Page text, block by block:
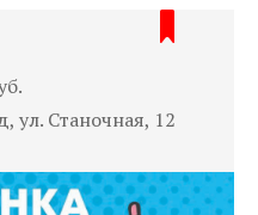
ул. Станочная, 12